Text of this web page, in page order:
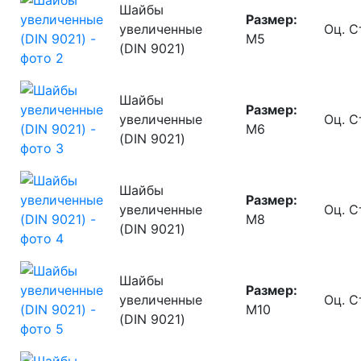
Шайбы
увеличенные
(DIN 9021)
Размер:
М5
Оц.
Шайбы
увеличенные
(DIN 9021)
Размер:
М6
Оц.
Шайбы
увеличенные
(DIN 9021)
Размер:
М8
Оц.
Шайбы
увеличенные
(DIN 9021)
Размер:
М10
Оц.